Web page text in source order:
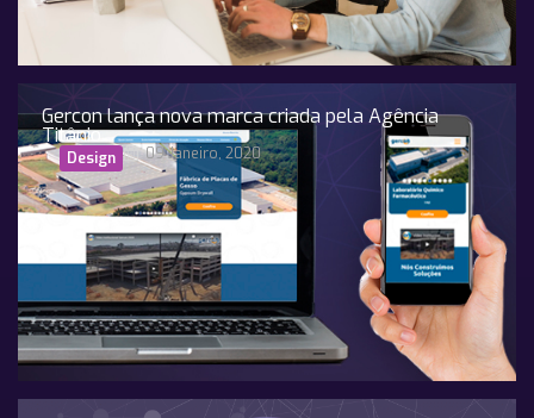
Gercon lança nova marca criada pela Agência
Titânio
Design 09 Janeiro, 2020